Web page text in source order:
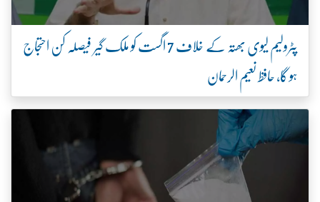
پٹرولیم لیوی بھتہ کے خلاف 7 اگست کو ملک گیر فیصلہ کن احتجاج
ہو گا، حافظ نعیم الرحمان